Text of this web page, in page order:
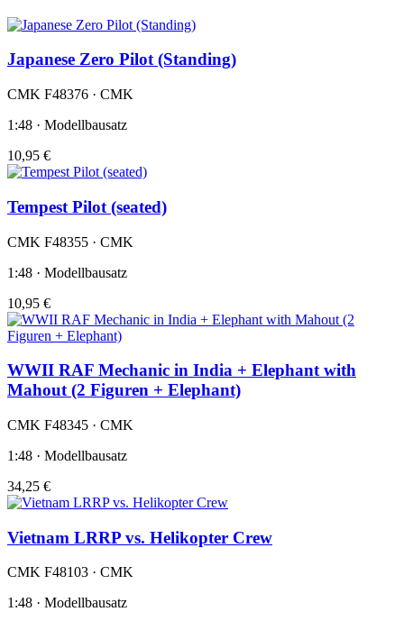
Japanese Zero Pilot (Standing)
CMK F48376 · CMK
1:48 · Modellbausatz
10,95 €
Tempest Pilot (seated)
CMK F48355 · CMK
1:48 · Modellbausatz
10,95 €
WWII RAF Mechanic in India + Elephant with
Mahout (2 Figuren + Elephant)
CMK F48345 · CMK
1:48 · Modellbausatz
34,25 €
Vietnam LRRP vs. Helikopter Crew
CMK F48103 · CMK
1:48 · Modellbausatz